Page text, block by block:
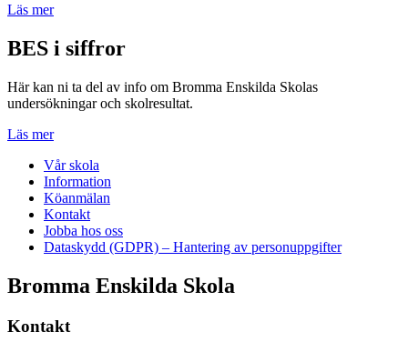
Läs mer
BES i siffror
Här kan ni ta del av info om Bromma Enskilda Skolas
undersökningar och skolresultat.
Läs mer
Vår skola
Information
Köanmälan
Kontakt
Jobba hos oss
Dataskydd (GDPR) – Hantering av personuppgifter
Bromma Enskilda Skola
Kontakt